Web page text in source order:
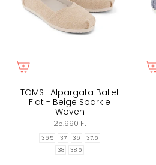
TOMS- Alpargata Ballet
Flat - Beige Sparkle
Woven
25.990 Ft
36,5 37 36
37,5
38
38,5